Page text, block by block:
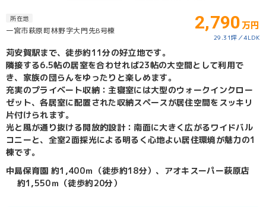
所在地
一宮市萩原町林野字大門先B号棟 2,790万円
29.31坪 4LDK
苅安賀駅まで、徒歩約11分の好立地です。
隣接する6.5帖の居室を合わせれば23帖の大空間として利用で
き、家族の団らんをゆったりと楽しめます。
充実のプライベート収納：主寝室には大型のウォークインクロー
ゼット、各居室に配置された収納スペースが居住空間をスッキリ
片付けられます。
光と風が通り抜ける開放的設計：南面に大きく広がるワイドバル
コニーと、全室2面採光による明るく心地よい居住環境が魅力の1
棟です。
中島保育園 約1,400ｍ（徒歩約18分）、アオキスーパー萩原店
約1,550ｍ（徒歩約20分）